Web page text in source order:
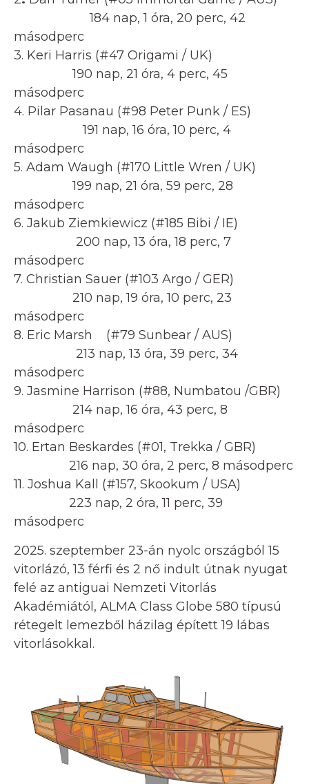
184 nap, 1 óra, 20 perc, 42
másodperc
3. Keri Harris (#47 Origami / UK)
190 nap, 21 óra, 4 perc, 45
másodperc
4. Pilar Pasanau (#98 Peter Punk / ES)
191 nap, 16 óra, 10 perc, 4
másodperc
5. Adam Waugh (#170 Little Wren / UK)
199 nap, 21 óra, 59 perc, 28
másodperc
6. Jakub Ziemkiewicz (#185 Bibi / IE)
200 nap, 13 óra, 18 perc, 7
másodperc
7. Christian Sauer (#103 Argo / GER)
210 nap, 19 óra, 10 perc, 23
másodperc
8. Eric Marsh (#79 Sunbear / AUS)
213 nap, 13 óra, 39 perc, 34
másodperc
9. Jasmine Harrison (#88, Numbatou /GBR)
214 nap, 16 óra, 43 perc, 8
másodperc
10. Ertan Beskardes (#01, Trekka / GBR)
216 nap, 30 óra, 2 perc, 8 másodperc
11. Joshua Kall (#157, Skookum / USA)
223 nap, 2 óra, 11 perc, 39
másodperc
2025. szeptember 23-án nyolc országból 15
vitorlázó, 13 férfi és 2 nő indult útnak nyugat
felé az antiguai Nemzeti Vitorlás
Akadémiától, ALMA Class Globe 580 típusú
rétegelt lemezből házilag épített 19 lábas
vitorlásokkal.